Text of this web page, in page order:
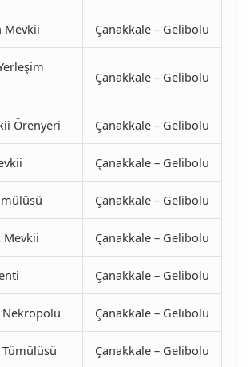
Mevkii Çanakkale – Gelibolu
Çanakkale – Gelibolu
Örenyeri Çanakkale – Gelibolu
Çanakkale – Gelibolu
Çanakkale – Gelibolu
Çanakkale – Gelibolu
Çanakkale – Gelibolu
Nekropolü Çanakkale – Gelibolu
Tümülüsü Çanakkale – Gelibolu